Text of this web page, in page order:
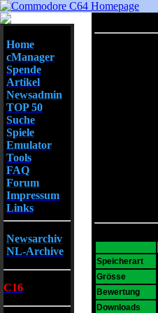
Home
cManager
Spende
Artikel
Newsadmin
TOP 50
Suche
Spiele
Emulator
Tools
FAQ
Forum
Impressum
Links
Newsarchiv
NL-Archive
C16
Speicherart
Grösse
Bewertung
Downloads